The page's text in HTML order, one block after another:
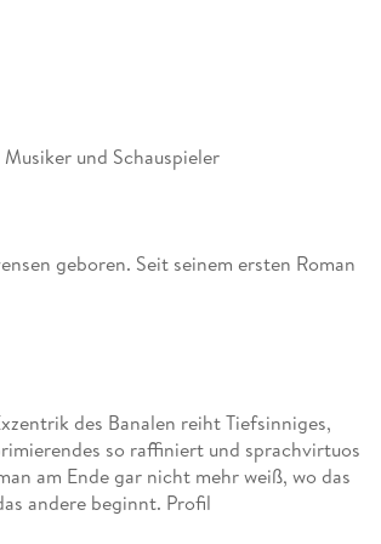
und Schauspieler
geboren. Seit seinem ersten Roman
veröffentlicht.
der Bestsellerliste; die Verfilmung lief
Berlinale. 2016 wurde der Autor mit dem
des Banalen reiht Tiefsinniges,
so raffiniert und sprachvirtuos
am Ende gar nicht mehr weiß, wo das
andere beginnt. Profil